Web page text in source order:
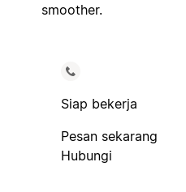
smoother.
Siap bekerja
Pesan sekarang
Hubungi